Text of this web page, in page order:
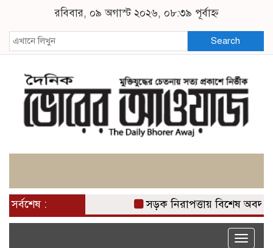
রবিবার, ০৯ অগাস্ট ২০২৬, ০৮:৩৯ পূর্বাহ্ন
Search
সর্বশেষ : সড়ক নিরাপত্তায় বিশেষ অবদান
Toggle